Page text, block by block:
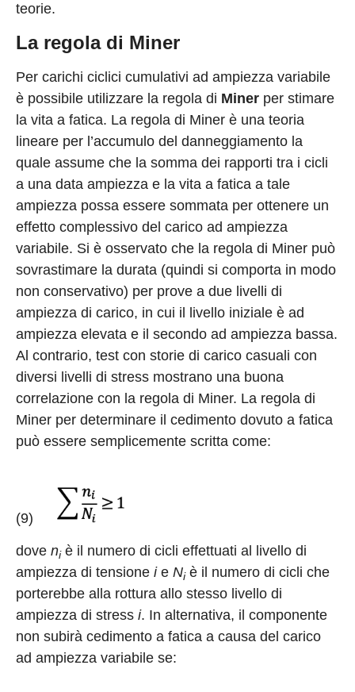
teorie.
La regola di Miner
Per carichi ciclici cumulativi ad ampiezza variabile
è possibile utilizzare la regola di Miner per stimare
la vita a fatica. La regola di Miner è una teoria
lineare per l’accumulo del danneggiamento la
quale assume che la somma dei rapporti tra i cicli
a una data ampiezza e la vita a fatica a tale
ampiezza possa essere sommata per ottenere un
effetto complessivo del carico ad ampiezza
variabile. Si è osservato che la regola di Miner può
sovrastimare la durata (quindi si comporta in modo
non conservativo) per prove a due livelli di
ampiezza di carico, in cui il livello iniziale è ad
ampiezza elevata e il secondo ad ampiezza bassa.
Al contrario, test con storie di carico casuali con
diversi livelli di stress mostrano una buona
correlazione con la regola di Miner. La regola di
Miner per determinare il cedimento dovuto a fatica
può essere semplicemente scritta come:
(9)
dove niè il numero di cicli effettuati al livello di
ampiezza di tensione ie Niè il numero di cicli che
porterebbe alla rottura allo stesso livello di
ampiezza di stress i. In alternativa, il componente
non subirà cedimento a fatica a causa del carico
ad ampiezza variabile se: